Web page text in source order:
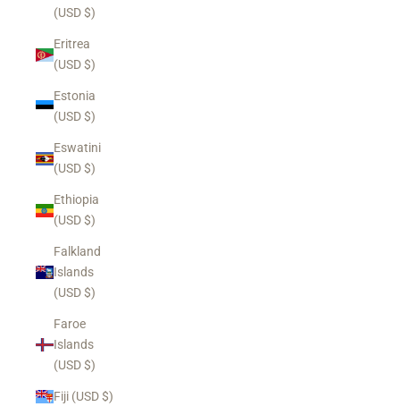
(USD $)
Eritrea
(USD $)
Estonia
(USD $)
Eswatini
(USD $)
Ethiopia
(USD $)
Falkland
Islands
(USD $)
Faroe
Islands
(USD $)
Fiji (USD $)